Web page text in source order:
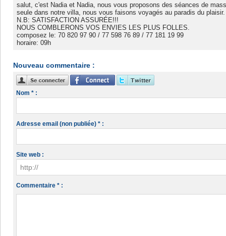
salut, c'est Nadia et Nadia, nous vous proposons des séances de
seule dans notre villa, nous vous faisons voyagés au paradis du plaisir.
N.B: SATISFACTION ASSURÉE!!!
NOUS COMBLERONS VOS ENVIES LES PLUS FOLLES.
composez le: 70 820 97 90 / 77 598 76 89 / 77 181 19 99
horaire: 09h
Nouveau commentaire :
Nom * :
Adresse email (non publiée) * :
Site web :
Commentaire * :